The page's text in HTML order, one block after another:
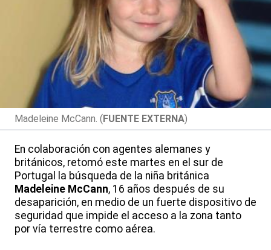
Madeleine McCann. (FUENTE EXTERNA)
En colaboración con agentes alemanes y
británicos, retomó este martes en el sur de
Portugal la búsqueda de la niña británica
Madeleine McCann, 16 años después de su
desaparición, en medio de un fuerte dispositivo de
seguridad que impide el acceso a la zona tanto
por vía terrestre como aérea.